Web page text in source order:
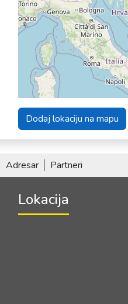
Dodaj lokaciju na mapu
Adresar Partneri
Lokacija